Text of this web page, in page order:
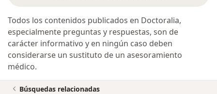
Todos los contenidos publicados en Doctoralia,
especialmente preguntas y respuestas, son de
carácter informativo y en ningún caso deben
considerarse un sustituto de un asesoramiento
médico.
Búsquedas relacionadas